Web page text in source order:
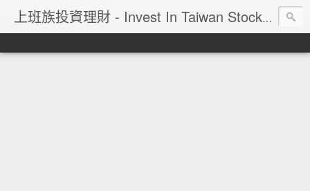
上班族投資理財 - Invest In Taiwan Stock Market